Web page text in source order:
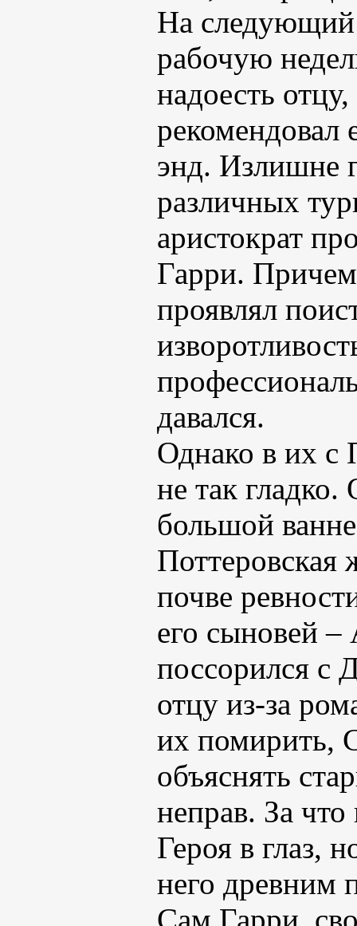
На следующий
рабочую
надоесть
рекомендовал
энд. Излишне
различных
аристократ
Гарри.
проявлял
давался.
Однако в их с
не так
большой
Поттеровская
почве
его сыновей
поссорился с
отцу из-за
их помирить,
объяснять
неправ. За
Героя в глаз,
него древним